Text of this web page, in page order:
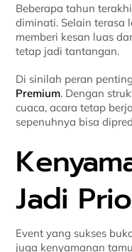
Beberapa tahun
diminati. Selain terasa
memberi kesan luas
tetap jadi tantangan.
Di sinilah peran
Premium. Dengan
cuaca, acara tetap
sepenuhnya bisa
Jadi
Event yang sukses
juga kenyamanan